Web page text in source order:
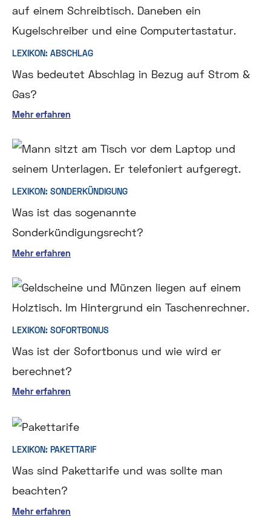
LEXIKON: ABSCHLAG
Was bedeutet Abschlag in Bezug auf Strom &
Gas?
Mehr erfahren
LEXIKON: SONDERKÜNDIGUNG
Was ist das sogenannte
Sonderkündigungsrecht?
Mehr erfahren
LEXIKON: SOFORTBONUS
Was ist der Sofortbonus und wie wird er
berechnet?
Mehr erfahren
LEXIKON: PAKETTARIF
Was sind Pakettarife und was sollte man
beachten?
Mehr erfahren